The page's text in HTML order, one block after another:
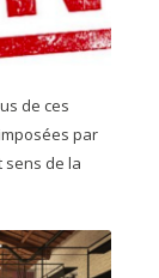
de ces
par
de la